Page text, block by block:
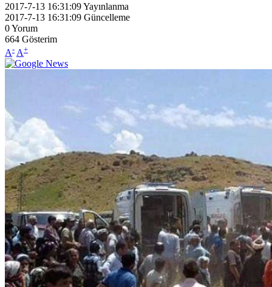
2017-7-13 16:31:09Yayınlanma
2017-7-13 16:31:09 Güncelleme
0Yorum
664 Gösterim
A- A+